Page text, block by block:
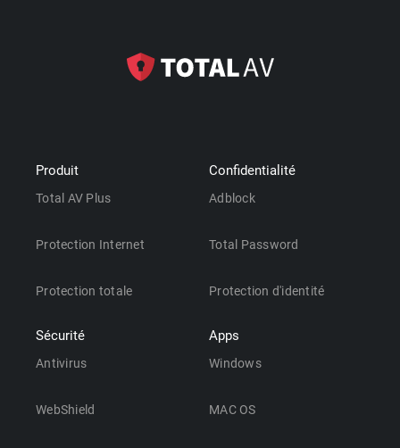
Produit
Total AV Plus
Protection Internet
Protection totale
Sécurité
Antivirus
WebShield
Confidentialité
Adblock
Total Password
Protection d'identité
Apps
Windows
MAC OS